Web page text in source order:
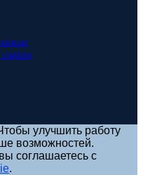
улучшить работу
возможностей.
соглашаетесь с
.